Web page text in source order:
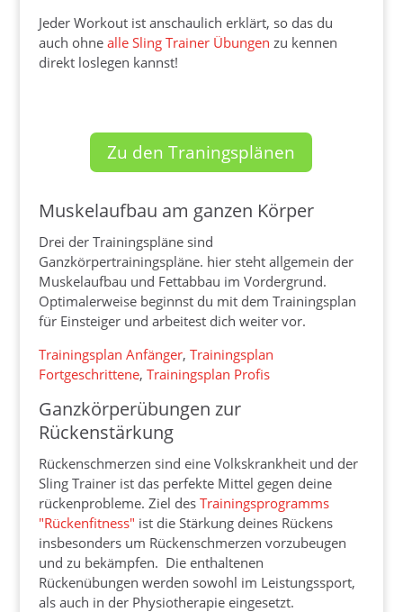
Jeder Workout ist anschaulich erklärt, so das du
auch ohne alle Sling Trainer Übungen zu kennen
direkt loslegen kannst!
Zu den Traningsplänen
Muskelaufbau am ganzen Körper
Drei der Trainingspläne sind
Ganzkörpertrainingspläne. hier steht allgemein der
Muskelaufbau und Fettabbau im Vordergrund.
Optimalerweise beginnst du mit dem Trainingsplan
für Einsteiger und arbeitest dich weiter vor.
Trainingsplan Anfänger, Trainingsplan
Fortgeschrittene, Trainingsplan Profis
Ganzkörperübungen zur
Rückenstärkung
Rückenschmerzen sind eine Volkskrankheit und der
Sling Trainer ist das perfekte Mittel gegen deine
rückenprobleme. Ziel des Trainingsprogramms
"Rückenfitness" ist die Stärkung deines Rückens
insbesonders um Rückenschmerzen vorzubeugen
und zu bekämpfen. Die enthaltenen
Rückenübungen werden sowohl im Leistungssport,
als auch in der Physiotherapie eingesetzt.